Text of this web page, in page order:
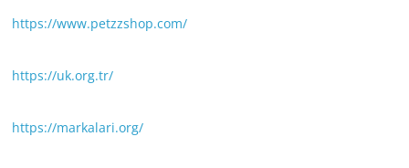
https://www.petzzshop.com/
https://uk.org.tr/
https://markalari.org/